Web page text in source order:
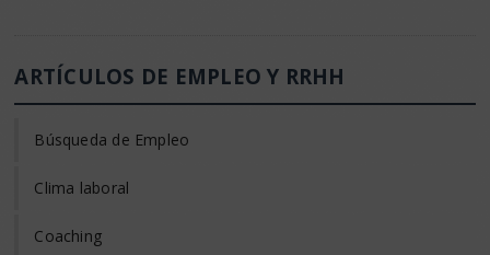
ARTÍCULOS DE EMPLEO Y RRHH
Búsqueda de Empleo
Clima laboral
Coaching